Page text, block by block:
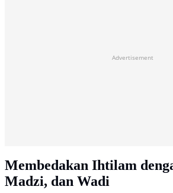
Advertisement
Membedakan Ihtilam
Madzi, dan Wadi